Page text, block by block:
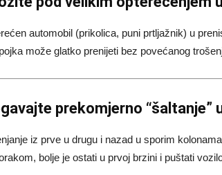
automobil (prikolica, puni prtljažnik) u
može glatko prenijeti bez povećanog
prekomjerno “šaltanje”
iz prve u drugu i nazad u sporim
bolje je ostati u prvoj brzini i puštati